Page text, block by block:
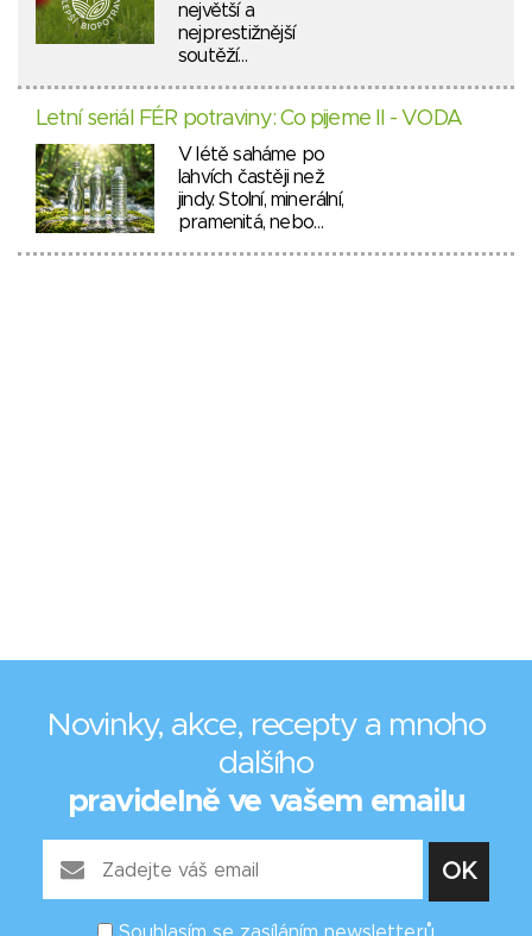
největší a
nejprestižnější
soutěží…
Letní seriál FÉR potraviny: Co pijeme II - VODA
V létě saháme po
lahvích častěji než
jindy. Stolní, minerální,
pramenitá, nebo…
Novinky, akce, recepty a mnoho
dalšího
pravidelně ve vašem emailu